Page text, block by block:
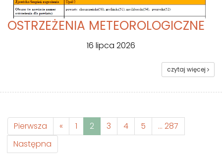
OSTRZEŻENIA METEOROLOGICZNE
16 lipca 2026
czytaj więcej
Pierwsza « 1 2 3 4 5
... 287
Następna